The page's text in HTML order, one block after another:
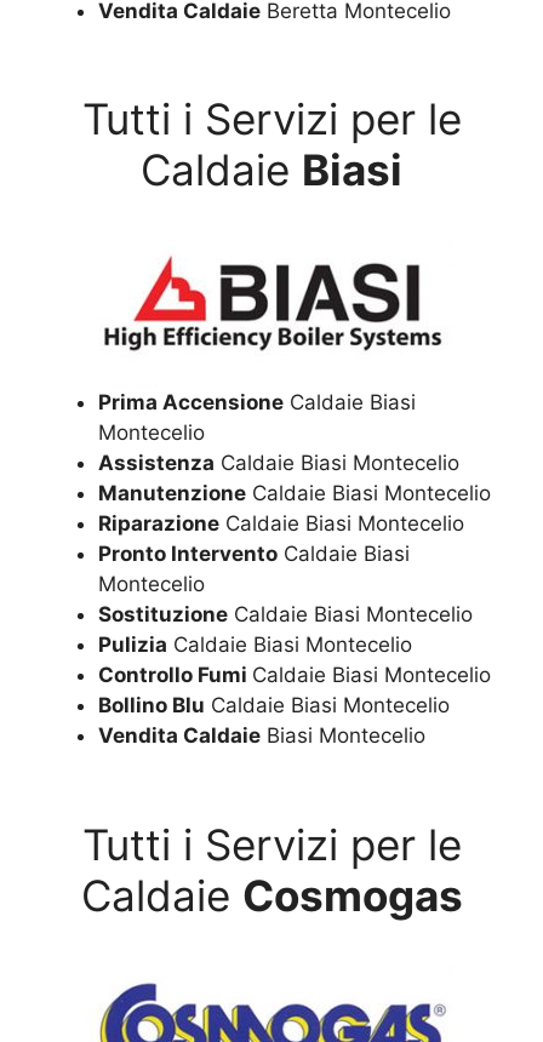
Vendita Caldaie Beretta Montecelio
Tutti i Servizi per le
Caldaie Biasi
Prima Accensione Caldaie Biasi
Montecelio
Assistenza Caldaie Biasi Montecelio
Manutenzione Caldaie Biasi Montecelio
Riparazione Caldaie Biasi Montecelio
Pronto Intervento Caldaie Biasi
Montecelio
Sostituzione Caldaie Biasi Montecelio
Pulizia Caldaie Biasi Montecelio
Controllo Fumi Caldaie Biasi Montecelio
Bollino Blu Caldaie Biasi Montecelio
Vendita Caldaie Biasi Montecelio
Tutti i Servizi per le
Caldaie Cosmogas